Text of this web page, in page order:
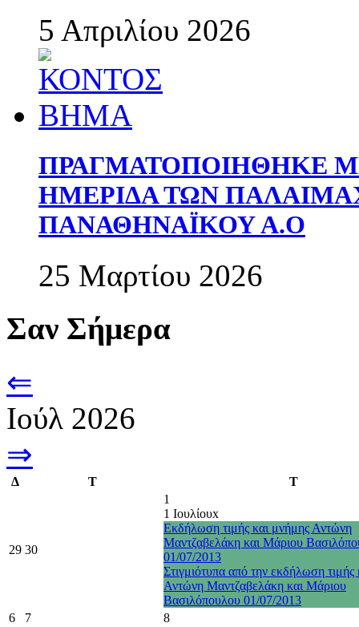
5 Απριλίου 2026
ΠΡΑΓΜΑΤΟΠΟΙΗΘΗΚΕ
ΗΜΕΡΙΔΑ ΤΩΝ
ΠΑΝΑΘΗΝΑΪΚΟΥ Α.Ο
25 Μαρτίου 2026
Σαν Σήμερα
⇐
Ιούλ 2026
⇒
Δ Τ Τ
29 30
1
1 Ιουλίουx
Εκδήλωση τιμής και μνήμης Αντώνη
Μαντζαβελάκη και Μάριου
01/07/2013
Στιγμιότυπα από την εκδήλωση τιμής
Αντώνη Μαντζαβελάκη και Μάριου
Βασιλόπουλου 01/07/2013
6
7 8